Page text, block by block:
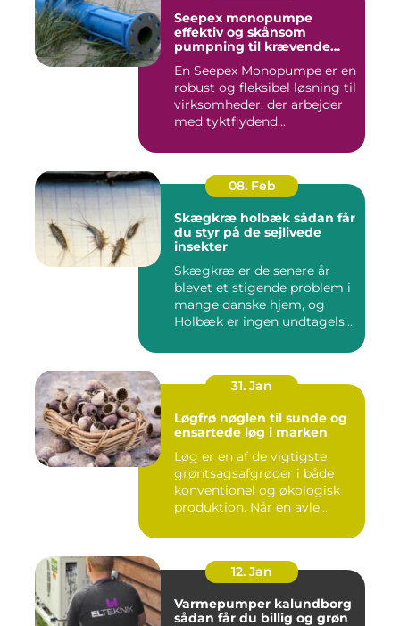
Seepex monopumpe
effektiv og skånsom
pumpning til krævende
En Seepex Monopumpe er en
robust og fleksibel løsning til
virksomheder, der arbejder
med tyktflydend...
08. Feb
Skægkræ holbæk sådan får
du styr på de sejlivede
insekter
Skægkræ er de senere år
blevet et stigende problem i
mange danske hjem, og
Holbæk er ingen undtagels...
31. Jan
Løgfrø nøglen til sunde og
ensartede løg i marken
Løg er en af de vigtigste
grøntsagsafgrøder i både
konventionel og økologisk
produktion. Når en avle...
12. Jan
Varmepumper kalundborg
sådan får du billig og grøn